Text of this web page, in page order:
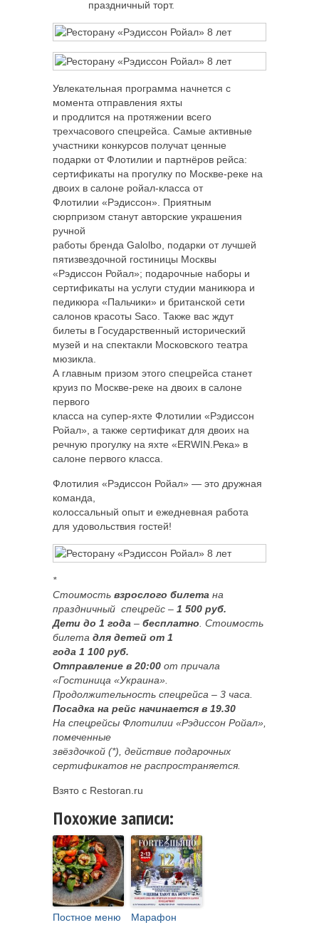
праздничный торт.
Увлекательная программа начнется с
момента отправления яхты
и продлится на протяжении всего
трехчасового спецрейса. Самые активные
участники конкурсов получат ценные
подарки от Флотилии и партнёров рейса:
сертификаты на прогулку по Москве-реке на
двоих в салоне ройал-класса от
Флотилии «Рэдиссон». Приятным
сюрпризом станут авторские украшения
ручной
работы бренда Galolbo, подарки от лучшей
пятизвездочной гостиницы Москвы
«Рэдиссон Ройал»; подарочные наборы и
сертификаты на услуги студии маникюра и
педикюра «Пальчики» и британской сети
салонов красоты Saco. Также вас ждут
билеты в Государственный исторический
музей и на спектакли Московского театра
мюзикла.
А главным призом этого спецрейса станет
круиз по Москве-реке на двоих в салоне
первого
класса на супер-яхте Флотилии «Рэдиссон
Ройал», а также сертификат для двоих на
речную прогулку на яхте «ERWIN.Река» в
салоне первого класса.
Флотилия «Рэдиссон Ройал» — это дружная
команда,
колоссальный опыт и ежедневная работа
для удовольствия гостей!
*
Стоимость взрослого билета на
праздничный спецрейс – 1 500 руб.
Дети до 1 года – бесплатно . Стоимость
билета для детей от 1
года 1 100 руб.
Отправление в 20:00 от причала
«Гостиница «Украина».
Продолжительность спецрейса – 3 часа.
Посадка на рейс начинается в 19.30
На спецрейсы Флотилии «Рэдиссон Ройал»,
помеченные
звёздочкой (*), действие подарочных
сертификатов не распространяется.
Взято с Restoran.ru
Похожие записи:
Постное меню
Марафон